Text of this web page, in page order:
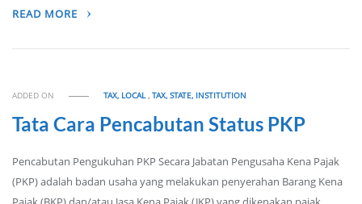
READ MORE
ADDED ON TAX, LOCAL,TAX, STATE, INSTITUTION
Tata Cara Pencabutan Status PKP
Pencabutan Pengukuhan PKP Secara Jabatan Pengusaha Kena Pajak
(PKP) adalah badan usaha yang melakukan penyerahan Barang Kena